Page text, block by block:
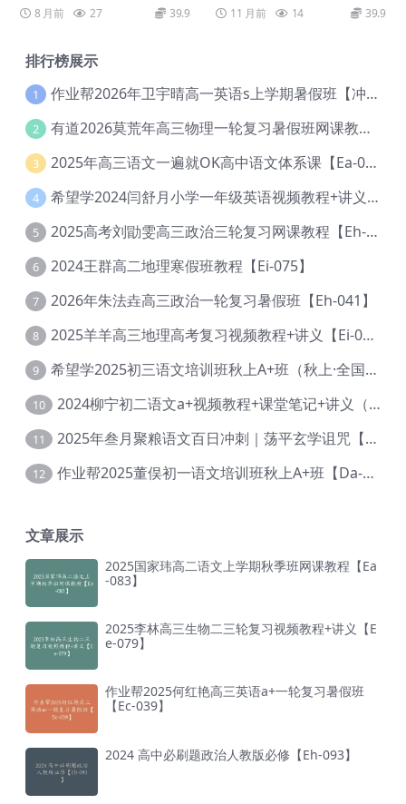
8 月前 27 39.9 11 月前 14 39.9
排行榜展示
1 作业帮2026年卫宇晴高一英语s上学期暑假班【冲顶班】【Ec-003】
2 有道2026莫荒年高三物理一轮复习暑假班网课教程【Ef-044】
3 2025年高三语文一遍就OK高中语文体系课【Ea-028】
4 希望学2024闫舒月小学一年级英语视频教程+讲义【Cc-004】
5 2025高考刘勖雯高三政治三轮复习网课教程【Eh-061】
6 2024王群高二地理寒假班教程【Ei-075】
7 2026年朱法垚高三政治一轮复习暑假班【Eh-041】
8 2025羊羊高三地理高考复习视频教程+讲义【Ei-051】
9 希望学2025初三语文培训班秋上A+班（秋上·全国版·A+）【Da-031】
10 2024柳宁初二语文a+视频教程+课堂笔记+讲义（暑假班+秋季班）【Da-003】
11 2025年叁月聚粮语文百日冲刺｜荡平玄学诅咒【Ea-001】
12 作业帮2025董俣初一语文培训班秋上A+班【Da-038】
文章展示
2025国家玮高二语文上学期秋季班网课教程【Ea
-083】
2025李林高三生物二三轮复习视频教程+讲义【E
e-079】
作业帮2025何红艳高三英语a+一轮复习暑假班
【Ec-039】
2024 高中必刷题政治人教版必修【Eh-093】